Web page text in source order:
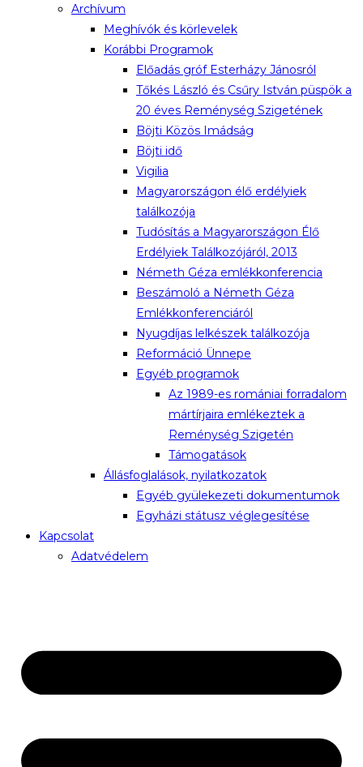
Archívum
Meghívók és körlevelek
Korábbi Programok
Előadás gróf Esterházy Jánosról
Tőkés László és Csűry István püspök a
20 éves Reménység Szigetének
Böjti Közös Imádság
Böjti idő
Vigilia
Magyarországon élő erdélyiek
találkozója
Tudósítás a Magyarországon Élő
Erdélyiek Találkozójáról, 2013
Németh Géza emlékkonferencia
Beszámoló a Németh Géza
Emlékkonferenciáról
Nyugdíjas lelkészek találkozója
Reformáció Ünnepe
Egyéb programok
Az 1989-es romániai forradalom
mártírjaira emlékeztek a
Reménység Szigetén
Támogatások
Állásfoglalások, nyilatkozatok
Egyéb gyülekezeti dokumentumok
Egyházi státusz véglegesítése
Kapcsolat
Adatvédelem